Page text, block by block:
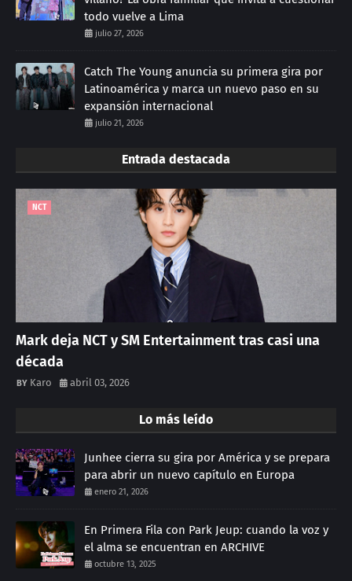
todo vuelve a Lima
julio 27, 2026
Catch The Young anuncia su primera gira por
Latinoamérica y marca un nuevo paso en su
expansión internacional
julio 21, 2026
Entrada destacada
NCT
Mark deja NCT y SM Entertainment tras casi una
década
Karo abril 03, 2026
Lo más leído
Junhee cierra su gira por América y se prepara
para abrir un nuevo capítulo en Europa
enero 21, 2026
En Primera Fila con Park Jeup: cuando la voz y
el alma se encuentran en ARCHIVE
octubre 13, 2025